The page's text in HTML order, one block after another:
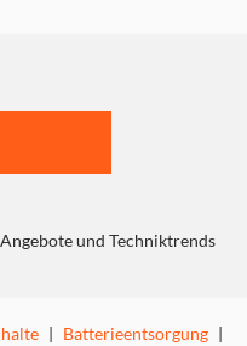
und Techniktrends
| Batterieentsorgung |